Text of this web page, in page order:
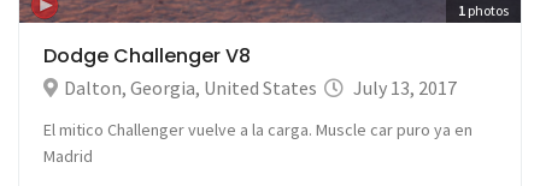
1photos
Dodge Challenger V8
Dalton, Georgia, United States July 13, 2017
El mitico Challenger vuelve a la carga. Muscle car puro ya en
Madrid